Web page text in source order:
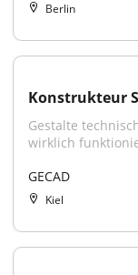
Berlin
Konstrukteur
Gestalte
wirklich
GECAD
Kiel